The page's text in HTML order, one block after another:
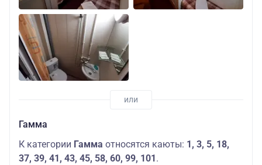
Гамма
К категории Гамма относятся каюты: 1, 3, 5, 18,
37, 39, 41, 43, 45, 58, 60, 99, 101 .